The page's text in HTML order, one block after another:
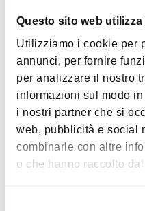
Questo sito web
Utilizziamo i cookie per
annunci, per fornire
per analizzare il nostro
informazioni sul modo
i nostri partner che si
web, pubblicità e social
combinarle con altre
o che hanno raccolto
outdoor_gardenGiardino
garagePosto auto
scoperto
balconyTerrazza